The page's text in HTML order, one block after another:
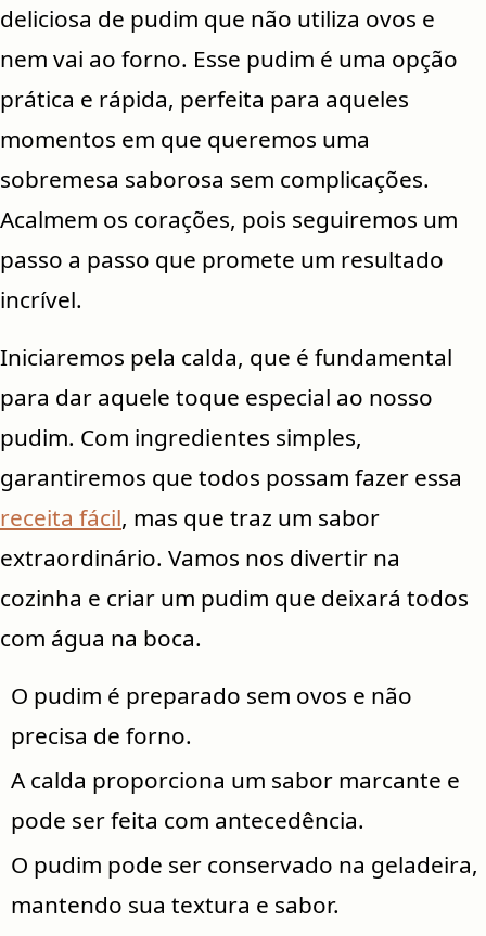
deliciosa de pudim que não utiliza ovos e
nem vai ao forno. Esse pudim é uma opção
prática e rápida, perfeita para aqueles
momentos em que queremos uma
sobremesa saborosa sem complicações.
Acalmem os corações, pois seguiremos um
passo a passo que promete um resultado
incrível.
Iniciaremos pela calda, que é fundamental
para dar aquele toque especial ao nosso
pudim. Com ingredientes simples,
garantiremos que todos possam fazer essa
receita fácil, mas que traz um sabor
extraordinário. Vamos nos divertir na
cozinha e criar um pudim que deixará todos
com água na boca.
O pudim é preparado sem ovos e não
precisa de forno.
A calda proporciona um sabor marcante e
pode ser feita com antecedência.
O pudim pode ser conservado na geladeira,
mantendo sua textura e sabor.